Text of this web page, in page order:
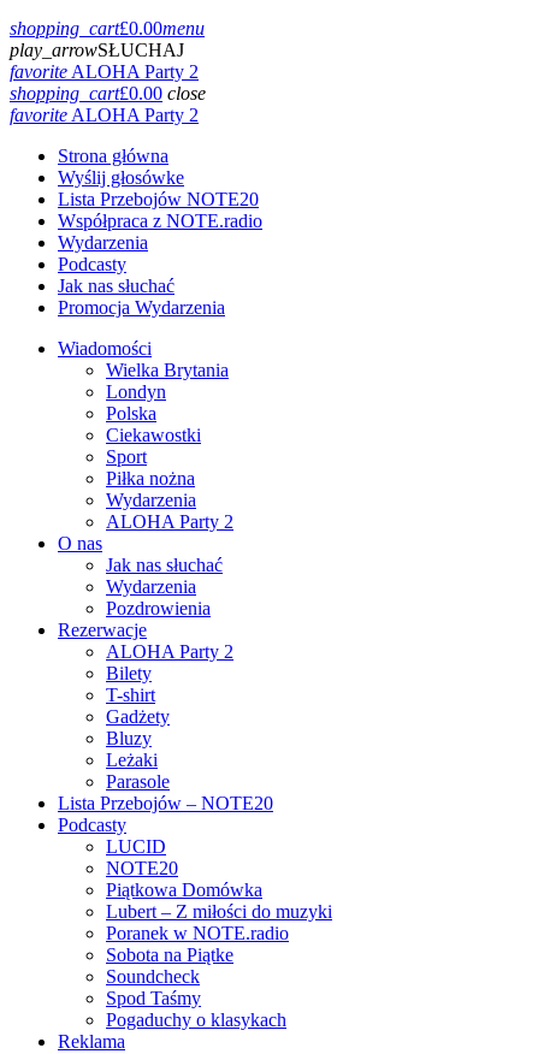
shopping_cart£0.00menu
play_arrowSŁUCHAJ
favoriteALOHA Party 2
shopping_cart£0.00 close
favoriteALOHA Party 2
Strona główna
Wyślij głosówke
Lista Przebojów NOTE20
Współpraca z NOTE.radio
Wydarzenia
Podcasty
Jak nas słuchać
Promocja Wydarzenia
Wiadomości
Wielka Brytania
Londyn
Polska
Ciekawostki
Sport
Piłka nożna
Wydarzenia
ALOHA Party 2
O nas
Jak nas słuchać
Wydarzenia
Pozdrowienia
Rezerwacje
ALOHA Party 2
Bilety
T-shirt
Gadżety
Bluzy
Leżaki
Parasole
Lista Przebojów – NOTE20
Podcasty
LUCID
NOTE20
Piątkowa Domówka
Lubert – Z miłości do muzyki
Poranek w NOTE.radio
Sobota na Piątke
Soundcheck
Spod Taśmy
Pogaduchy o klasykach
Reklama